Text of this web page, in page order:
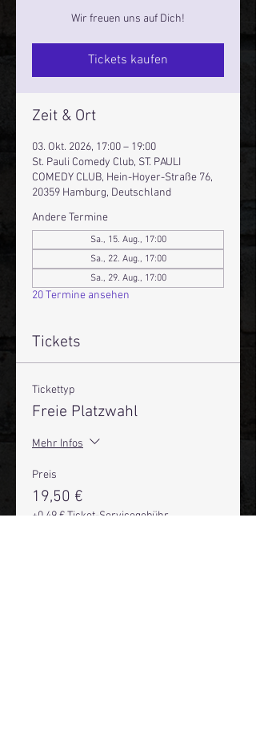
Wir freuen uns auf Dich!
Tickets kaufen
Zeit & Ort
03. Okt. 2026, 17:00 – 19:00
St. Pauli Comedy Club, ST. PAULI
COMEDY CLUB, Hein-Hoyer-Straße 76,
20359 Hamburg, Deutschland
Andere Termine
Sa., 15. Aug., 17:00
Sa., 22. Aug., 17:00
Sa., 29. Aug., 17:00
20 Termine ansehen
Tickets
Tickettyp
Freie Platzwahl
Mehr Infos
Preis
19,50 €
+0,49 € Ticket-Servicegebühr